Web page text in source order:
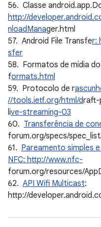
56. Classe
http://
nloadManager.html
57. Android File Transfer:
sfer
58. Formatos de mídia
formats.html
59. Protocolo de r
//tools.ietf.org/html/draft-
live-streaming-03
60. Transferência de
forum.org/specs/
61. Pareamento simples
NFC: http://www.nfc-
forum.org/resources/
62. API Wifi Multicast:
http://